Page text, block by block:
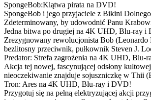
SpongeBob:Klątwa pirata na DVD!
SpongeBob i jego przyjaciele z Bikini
Zdeterminowany, by udowodnić Panu
Jedna bitwa po drugiej na 4K UHD, Blu-ray i
Zrezygnowany rewolucjonista Bob (Leonardo
bezlitosny przeciwnik, pułkownik Steven J.
Predator: Strefa zagrożenia na 4K UHD, Blu-
Akcja tej nowej, fascynującej odsłony
nieoczekiwanie znajduje sojuszniczkę w Thii
Tron: Ares na 4K UHD, Blu-ray i DVD!
Przygotuj się na pełną elektryzującej akcji